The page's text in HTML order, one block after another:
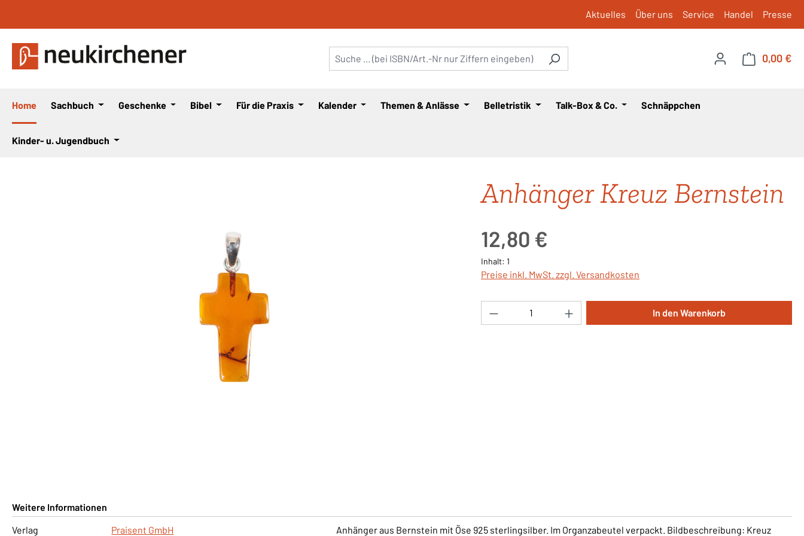
Aktuelles Über uns Service Handel Presse
0,00 €
Home Sachbuch Geschenke Bibel Für die Praxis Kalender Themen & Anlässe Belletristik Talk-Box & Co. Schnäppchen
Kinder- u. Jugendbuch
Anhänger Kreuz Bernstein
12,80 €
Inhalt: 1
Preise inkl. MwSt. zzgl. Versandkosten
Produkt Anzahl: Gib den gewünschten Wert ein
In den Warenkorb
Weitere Informationen
Verlag
Praisent GmbH Anhänger aus Bernstein mit Öse 925 sterlingsilber. Im Organzabeutel verpackt. Bildbeschreibung: Kreuz